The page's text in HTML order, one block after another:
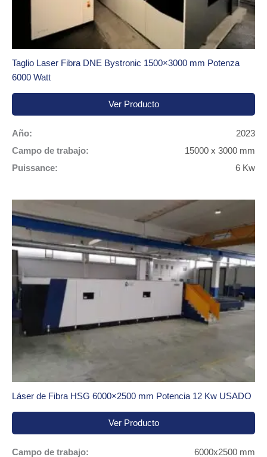
Taglio Laser Fibra DNE Bystronic 1500×3000 mm Potenza
6000 Watt
Ver Producto
Año:
2023
Campo de trabajo:
15000 x 3000 mm
Puissance:
6 Kw
Láser de Fibra HSG 6000×2500 mm Potencia 12 Kw USADO
Ver Producto
Campo de trabajo: 6000x2500 mm